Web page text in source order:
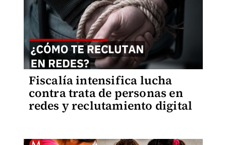
Fiscalía intensifica lucha
contra trata de personas en
redes y reclutamiento digital